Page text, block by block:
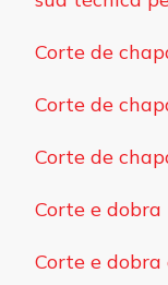
Corte de
Corte de
Corte de
Corte e dobra
Corte e dobra